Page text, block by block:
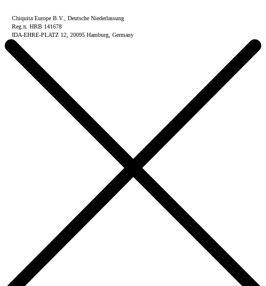
Chiquita Europe B.V., Deutsche Niederlassung
Reg.n. HRB 141678
IDA-EHRE-PLATZ 12, 20095 Hamburg, Germany